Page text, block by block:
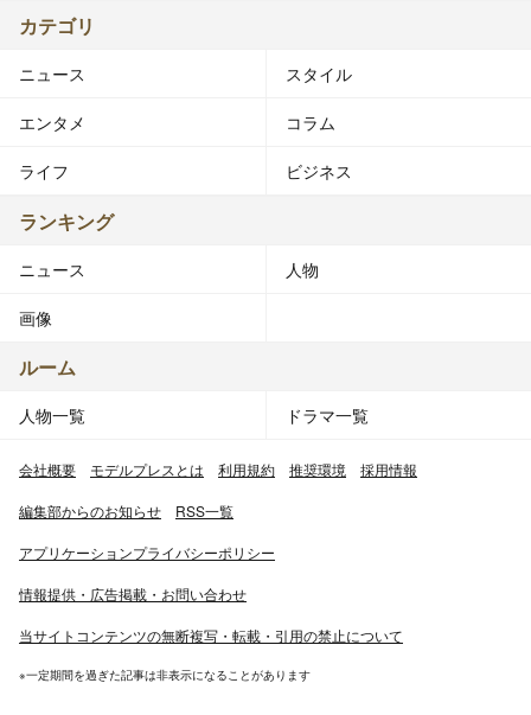
カテゴリ
ニュース スタイル
エンタメ コラム
ライフ ビジネス
ランキング
ニュース 人物
画像
ルーム
人物一覧 ドラマ一覧
会社概要 モデルプレスとは 利用規約 推奨環境 採用情報
編集部からのお知らせ RSS一覧
アプリケーションプライバシーポリシー
情報提供・広告掲載・お問い合わせ
当サイトコンテンツの無断複写・転載・引用の禁止について
※一定期間を過ぎた記事は非表示になることがあります